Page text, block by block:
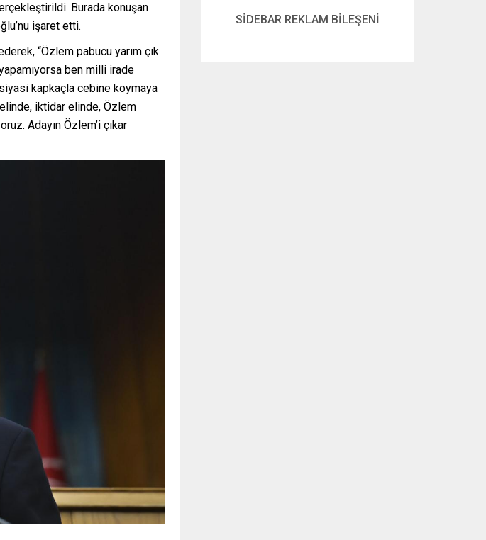
Burada konuşan
işaret etti.
“Özlem pabucu yarım çık
ben milli irade
siyasi kapkaçla cebine koymaya
elinde, iktidar elinde, Özlem
Adayın Özlem’i çıkar
SİDEBAR REKLAM BİLEŞENİ